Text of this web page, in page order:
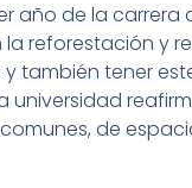
año de la
reforestación y
también tener
de